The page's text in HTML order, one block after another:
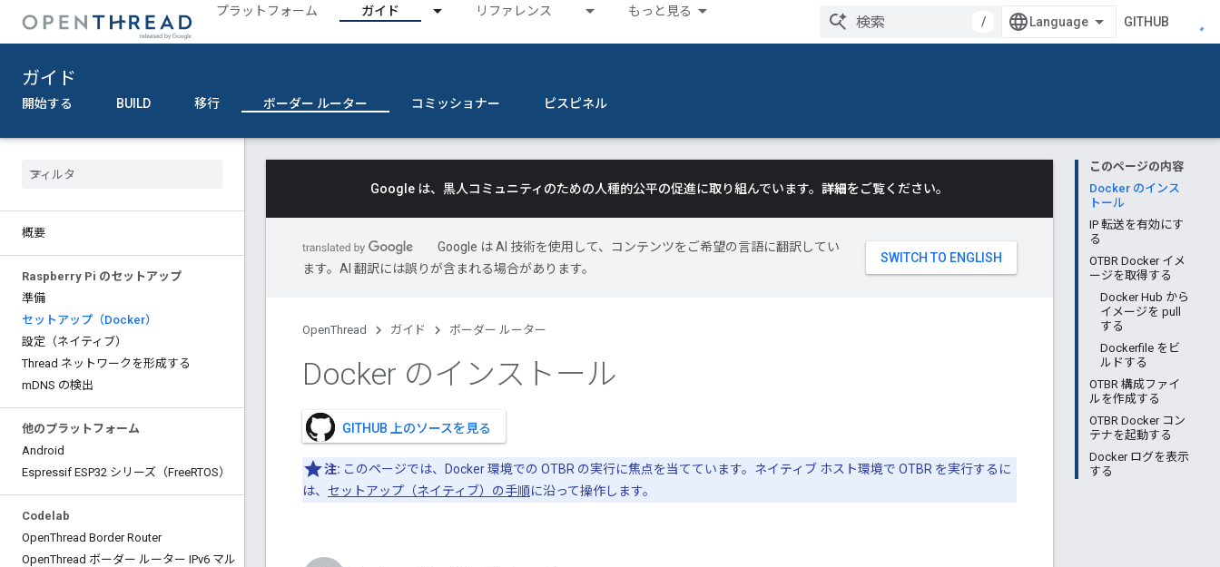
プラットフォーム ガイド リファレンス もっと見る
/ GITHUB
ガイド
開始する BUILD 移行 ボーダー ルーター コミッショナー ピスピネル
概要
Raspberry Pi のセットアップ
準備
セットアップ（Docker）
設定（ネイティブ）
Thread ネットワークを形成する
mDNS の検出
他のプラットフォーム
Android
Espressif ESP32 シリーズ（FreeRTOS）
Codelab
OpenThread Border Router
OpenThread ボーダー ルーター IPv6 マル
このページの内容
Docker のインス
トール
IP 転送を有効にす
る
OTBR Docker イメ
ージを取得する
Docker Hub から
イメージを pull
する
Dockerfile をビ
ルドする
OTBR 構成ファイ
ルを作成する
OTBR Docker コン
テナを起動する
Docker ログを表示
する
Google は、黒人コミュニティのための人種的公平の促進に取り組んでいます。 詳細をご覧ください。
Google は AI 技術を使用して、コンテンツをご希望の言語に翻訳してい
ます。AI 翻訳には誤りが含まれる場合があります。
OpenThread ガイド ボーダー ルーター
Docker のインストール
GITHUB 上のソースを見る
注: このページでは、Docker 環境での OTBR の実行に焦点を当てています。ネイティブ ホスト環境で OTBR を実行するに
は、 セットアップ（ネイティブ）の手順に沿って操作します。